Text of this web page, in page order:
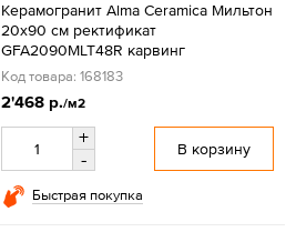
Керамогранит Alma Ceramica Мильтон
20x90 см ректификат
GFA2090MLT48R карвинг
Код товара: 168183
2'468 р./м2
+
-
В корзину
Быстрая покупка